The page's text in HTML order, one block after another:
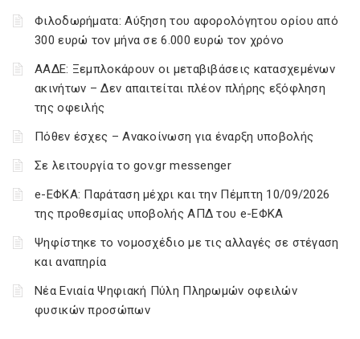
Φιλοδωρήματα: Αύξηση του αφορολόγητου ορίου από
300 ευρώ τον μήνα σε 6.000 ευρώ τον χρόνο
ΑΑΔΕ: Ξεμπλοκάρουν οι μεταβιβάσεις κατασχεμένων
ακινήτων – Δεν απαιτείται πλέον πλήρης εξόφληση
της οφειλής
Πόθεν έσχες – Ανακοίνωση για έναρξη υποβολής
Σε λειτουργία το gov.gr messenger
e-ΕΦΚΑ: Παράταση μέχρι και την Πέμπτη 10/09/2026
της προθεσμίας υποβολής ΑΠΔ του e-ΕΦΚΑ
Ψηφίστηκε το νομοσχέδιο με τις αλλαγές σε στέγαση
και αναπηρία
Νέα Ενιαία Ψηφιακή Πύλη Πληρωμών οφειλών
φυσικών προσώπων